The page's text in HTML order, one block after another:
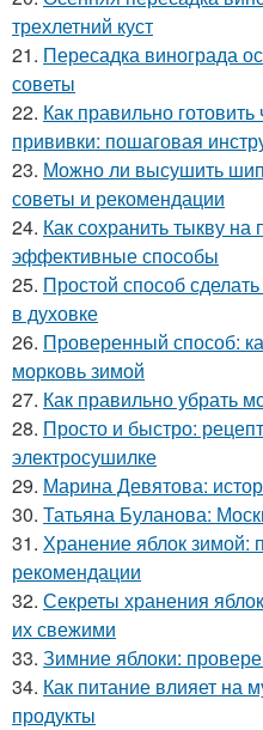
трехлетний куст
21. Пересадка винограда
советы
22. Как правильно
прививки: пошаговая
23. Можно ли высушить
советы и рекомендации
24. Как сохранить тыкву
эффективные способы
25. Простой способ
в духовке
26. Проверенный способ:
морковь зимой
27. Как правильно убрать
28. Просто и быстро:
электросушилке
29. Марина Девятова:
30. Татьяна Буланова:
31. Хранение яблок зимой:
рекомендации
32. Секреты хранения
их свежими
33. Зимние яблоки:
34. Как питание влияет на
продукты